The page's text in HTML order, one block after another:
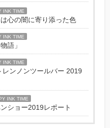
INK TIME
心の闇に寄り添った色
INK TIME
語」
INK TIME
ンノンツールバー 2019
INK TIME
ショー2019レポート